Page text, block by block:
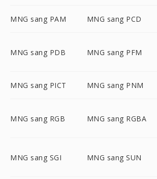
MNG sang PAM MNG sang PCD
MNG sang PDB MNG sang PFM
MNG sang PICT MNG sang PNM
MNG sang RGB MNG sang RGBA
MNG sang SGI MNG sang SUN